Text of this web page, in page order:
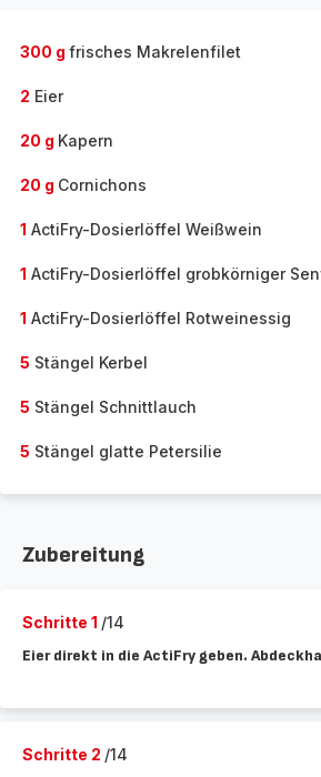
300 g frisches Makrelenfilet
2 Eier
20 g Kapern
20 g Cornichons
1 ActiFry-Dosierlöffel Weißwein
1 ActiFry-Dosierlöffel grobkörniger
1 ActiFry-Dosierlöffel Rotweinessig
5 Stängel Kerbel
5 Stängel Schnittlauch
5 Stängel glatte Petersilie
Zubereitung
Schritte 1 /14
Eier direkt in die ActiFry geben.
Schritte 2 /14